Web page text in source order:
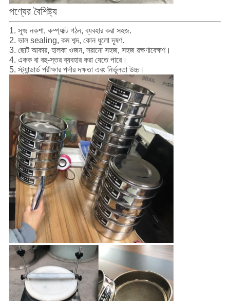
পণ্যের বৈশিষ্ট্য
1. সূক্ষ্ম নকশা, কম্প্যাক্ট গঠন, ব্যবহার করা সহজ.
2. ভাল sealing, কম শব্দ, কোন ধুলো দূষণ.
3. ছোট আকার, হালকা ওজন, সরানো সহজ, সহজ রক্ষণাবেক্ষণ।
4. একক বা বহু-স্তর ব্যবহার করা যেতে পারে।
5. স্ট্যান্ডার্ড পরীক্ষার পর্দার দক্ষতা এবং নির্ভুলতা উচ্চ।